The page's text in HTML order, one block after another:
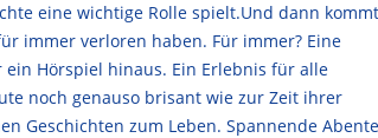
eine wichtige Rolle spielt.Und dann
immer verloren haben. Für immer? Eine
Hörspiel hinaus. Ein Erlebnis für alle
noch genauso brisant wie zur Zeit ihrer
Geschichten zum Leben. Spannende